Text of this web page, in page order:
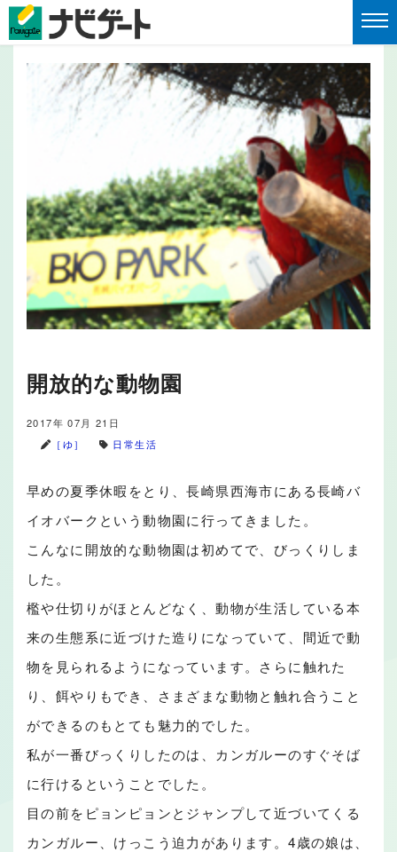
開放的な動物園
2017年 07月 21日
［ゆ］
日常生活
早めの夏季休暇をとり、長崎県西海市にある長崎バ
イオバークという動物園に行ってきました。
こんなに開放的な動物園は初めてで、びっくりしま
した。
檻や仕切りがほとんどなく、動物が生活している本
来の生態系に近づけた造りになっていて、間近で動
物を見られるようになっています。さらに触れた
り、餌やりもでき、さまざまな動物と触れ合うこと
ができるのもとても魅力的でした。
私が一番びっくりしたのは、カンガルーのすぐそば
に行けるということでした。
目の前をピョンピョンとジャンプして近づいてくる
カンガルー、けっこう迫力があります。4歳の娘は、